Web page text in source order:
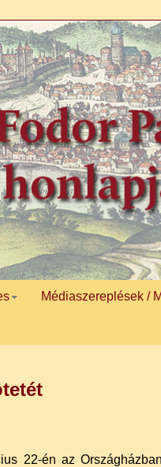
Médiaszereplések /
22-én az